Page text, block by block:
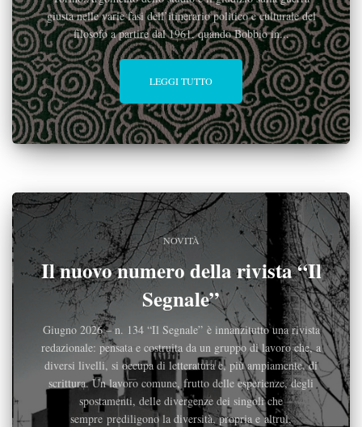
giusta nelle varie fasi dell’itinerario politico e culturale del
filosofo a partire dal 1961, quando Bobbio in...
LEGGI TUTTO
NOVITÀ
Il nuovo numero della rivista “Il
Segnale”
Giugno 2026 – n. 134 “Il Segnale” è innanzitutto una rivista
redazionale: pensata e costruita da un gruppo di lavoro che, a
diversi livelli, si occupa di letteratura e, più ampiamente, di
scrittura. Un lavoro comune, frutto delle esperienze, degli
spostamenti, delle divergenze dei singoli che
sempre prediligono la diversità, propria e altrui,